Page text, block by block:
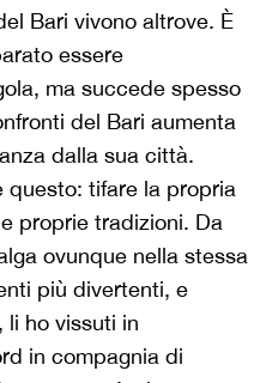
Bari vivono altrove. È
essere
ma succede spesso
del Bari aumenta
dalla sua città.
questo: tifare la propria
proprie tradizioni. Da
ovunque nella stessa
più divertenti, e
li ho vissuti in
in compagnia di